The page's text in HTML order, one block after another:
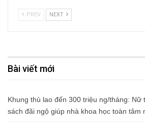
PREV NEXT
Bài viết mới
Khung thù lao đến 300 triệu ng/tháng: Nữ
sách đãi ngộ giúp nhà khoa học toàn tâm